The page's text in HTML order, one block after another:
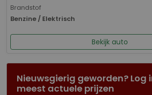
Brandstof
Benzine / Elektrisch
Bekijk auto
Nieuwsgierig geworden? Log
meest actuele prijzen